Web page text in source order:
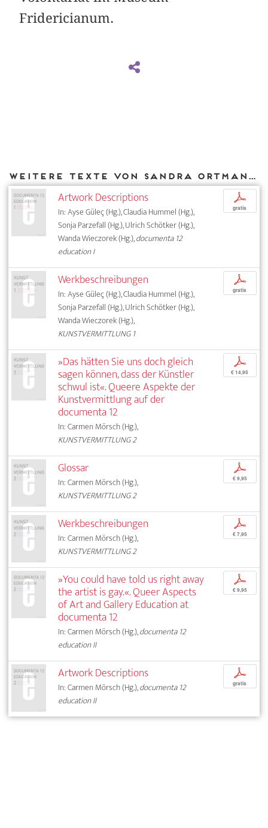
Fridericianum.
Weitere Texte von Sandra Ortmann bei DIAPHANES
Artwork Descriptions
In: Ayse Güleç (Hg.), Claudia Hummel (Hg.),
Sonja Parzefall (Hg.), Ulrich Schötker (Hg.),
Wanda Wieczorek (Hg.),documenta 12
education I
p
gratis
Werkbeschreibungen
In: Ayse Güleç (Hg.), Claudia Hummel (Hg.),
Sonja Parzefall (Hg.), Ulrich Schötker (Hg.),
Wanda Wieczorek (Hg.),
KUNSTVERMITTLUNG 1
p
gratis
»Das hätten Sie uns doch gleich
sagen können, dass der Künstler
schwul ist«. Queere Aspekte der
Kunstvermittlung auf der
documenta 12
In: Carmen Mörsch (Hg.),
KUNSTVERMITTLUNG 2
p
€ 14,95
Glossar
In: Carmen Mörsch (Hg.),
KUNSTVERMITTLUNG 2
p
€ 9,95
Werkbeschreibungen
In: Carmen Mörsch (Hg.),
KUNSTVERMITTLUNG 2
p
€ 7,95
»You could have told us right away
the artist is gay.«. Queer Aspects
of Art and Gallery Education at
documenta 12
In: Carmen Mörsch (Hg.),documenta 12
education II
p
€ 9,95
Artwork Descriptions
In: Carmen Mörsch (Hg.),documenta 12
education II
p
gratis